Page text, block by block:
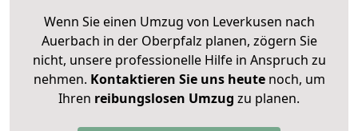
Wenn Sie einen Umzug von Leverkusen nach
Auerbach in der Oberpfalz planen, zögern Sie
nicht, unsere professionelle Hilfe in Anspruch zu
nehmen. Kontaktieren Sie uns heutenoch, um
Ihren reibungslosen Umzug zu planen.